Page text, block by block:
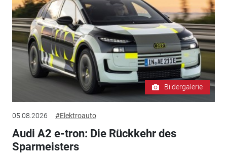
Bildergalerie
05.08.2026 #Elektroauto
Audi A2 e-tron: Die Rückkehr des
Sparmeisters